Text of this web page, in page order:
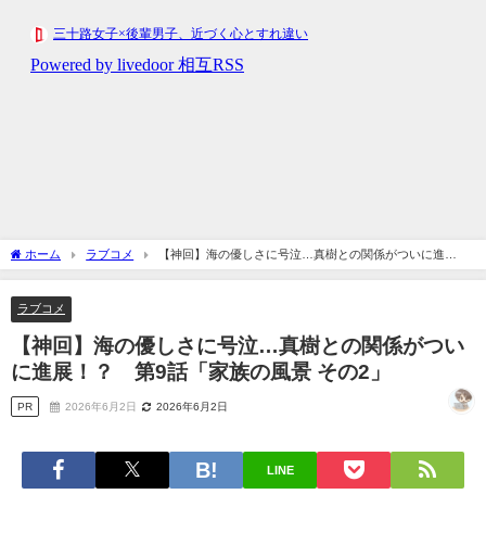
ホーム ラブコメ
【神回】海の優しさに号泣…真樹との関係がついに進
展！？ 第9話「家族の風景 その2」
ラブコメ
【神回】海の優しさに号泣…真樹との関係がつい
に進展！？ 第9話「家族の風景 その2」
PR 2026年6月2日 2026年6月2日
LINE